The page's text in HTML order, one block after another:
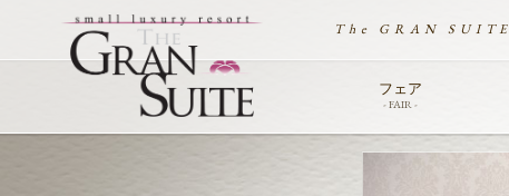
The GRAN SUITE
フェア
- FAIR -